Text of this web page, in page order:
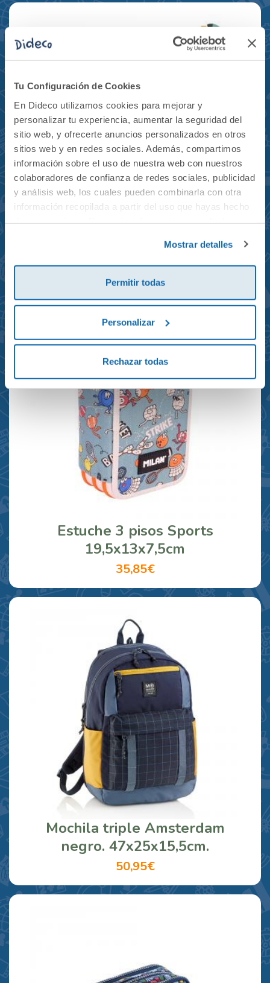
Tu Configuración de Cookies
En Dideco utilizamos cookies para mejorar y
personalizar tu experiencia, aumentar la seguridad del
sitio web, y ofrecerte anuncios personalizados en otros
sitios web y en redes sociales. Además, compartimos
información sobre el uso de nuestra web con nuestros
colaboradores de confianza de redes sociales, publicidad
y análisis web, los cuales pueden combinarla con otra
información recopilada a partir del uso que hayas hecho
Mostrar detalles
Permitir todas
Personalizar
Rechazar todas
reciclada 21x10x28cm
23,95€
Estuche 3 pisos Sports
19,5x13x7,5cm
35,85€
Mochila triple Amsterdam
negro. 47x25x15,5cm.
50,95€